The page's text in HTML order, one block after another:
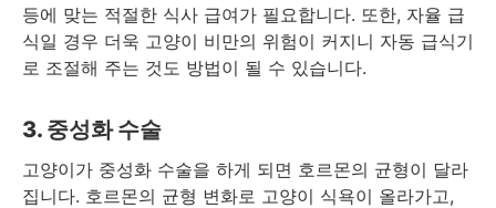
등에 맞는 적절한 식사 급여가 필요합니다. 또한, 자율 급
식일 경우 더욱 고양이 비만의 위험이 커지니 자동 급식기
로 조절해 주는 것도 방법이 될 수 있습니다.
3. 중성화 수술
고양이가 중성화 수술을 하게 되면 호르몬의 균형이 달라
집니다. 호르몬의 균형 변화로 고양이 식욕이 올라가고,